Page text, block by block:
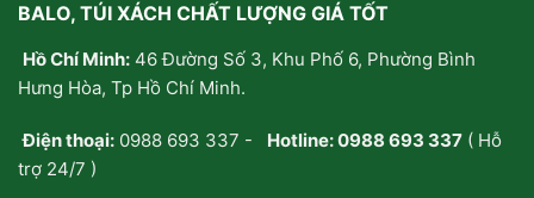
may/
may
mua
Bề
Giải
Nhận
BALO, TÚI XÁCH CHẤT LƯỢNG GIÁ TỐT
Hồ Chí Minh: 46 Đường Số 3, Khu Phố 6, Phường Bình
Hưng Hòa, Tp Hồ Chí Minh.
Điện thoại: 0988 693 337 - Hotline:0988 693 337 ( Hỗ
trợ 24/7 )